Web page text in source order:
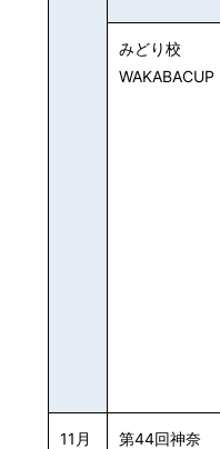
みどり校
WAKABACUP
11月 第44回神奈